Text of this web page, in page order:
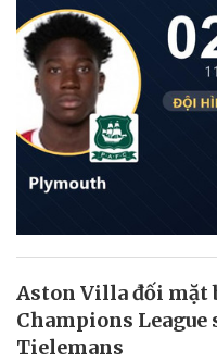
Aston Villa đối mặt
Champions League
Tielemans